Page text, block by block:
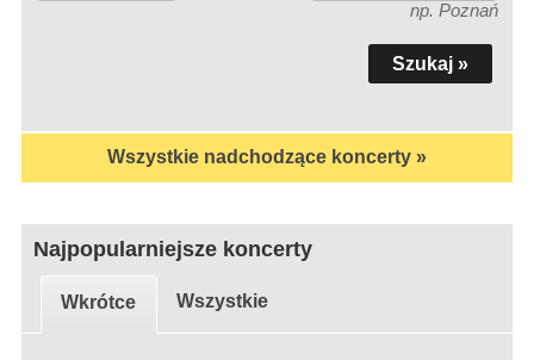
np. Poznań
Wszystkie nadchodzące koncerty »
Najpopularniejsze koncerty
Wkrótce Wszystkie